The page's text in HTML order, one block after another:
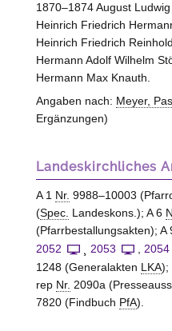
1870–1874 August
Heinrich Friedrich
Heinrich Friedrich
Hermann Adolf Wilhelm
Hermann Max Knauth.
Angaben nach: Meyer,
Ergänzungen)
Landeskirchliches
A 1 Nr. 9988–10003
(Spec. Landeskons.); A 6
(Pfarrbestallungsakten); A
2052
2053 , 2054
1248 (Generalakten LKA);
rep Nr. 2090a
7820 (Findbuch PfA).